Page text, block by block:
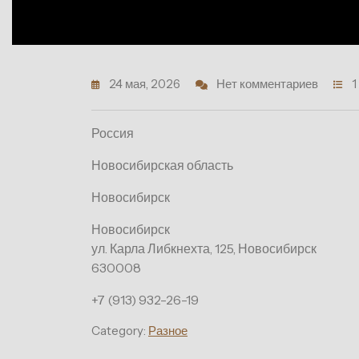
24 мая, 2026 Нет комментариев
Россия
Новосибирская область
Новосибирск
Новосибирск
ул. Карла Либкнехта, 125, Новосибирск
630008
+7 (913) 932-26-19
Category: Разное